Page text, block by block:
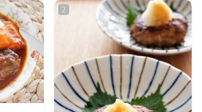
白菜・ほうれん草・レタス・小松
・コーン・いんげん・そら豆・え